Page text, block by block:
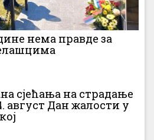
нема правде за
сјећања на страдање
август Дан жалости у